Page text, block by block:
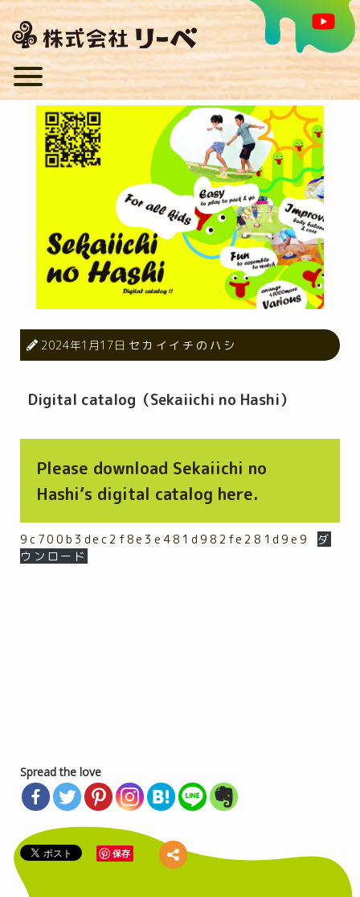
2024年1月17日 セカイイチのハシ
Digital catalog（Sekaiichi no Hashi）
Please download Sekaiichi no
Hashi’s digital catalog here.
9c700b3dec2f8e3e481d982fe281d9e9
ダ
ウンロード
Spread the love
保存